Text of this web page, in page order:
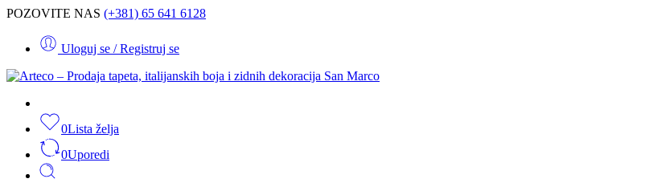
POZOVITE NAS (+381) 65 641 6128
Uloguj se / Registruj se
0Lista želja
0Uporedi